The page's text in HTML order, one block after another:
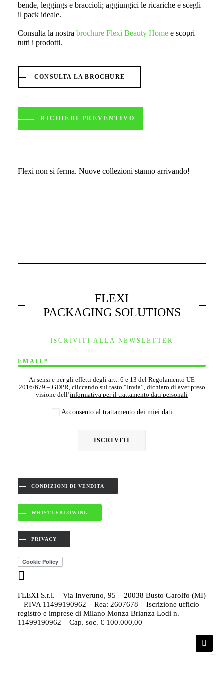
bende, leggings e braccioli; aggiungici le ricariche e scegli
il pack ideale.
Consulta la nostra brochure Flexi Beauty Home e scopri
tutti i prodotti.
CONSULTA LA BROCHURE
RICHIEDI PREVENTIVO
Flexi non si ferma. Nuove collezioni stanno arrivando!
FLEXI
PACKAGING SOLUTIONS
ISCRIVITI ALLA NEWSLETTER
Ai sensi e per gli effetti degli artt. 6 e 13 del Regolamento UE
2016/679 – GDPR, cliccando sul tasto “Invia”, dichiaro di aver preso
visione dell’informativa per il trattamento dati personali
Acconsento al trattamento dei miei dati
CONDIZIONI DI VENDITA
WHISTLEBLOWING
PRIVACY
FLEXI S.r.l. – Via Inveruno, 95 – 20038 Busto Garolfo (MI)
– P.IVA 11499190962 – Rea: 2607678 – Iscrizione ufficio
registro e imprese di Milano Monza Brianza Lodi n.
11499190962 – Cap. soc. € 100.000,00